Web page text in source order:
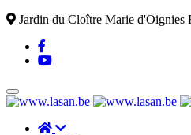
Jardin du Cloître Marie d'Oignies